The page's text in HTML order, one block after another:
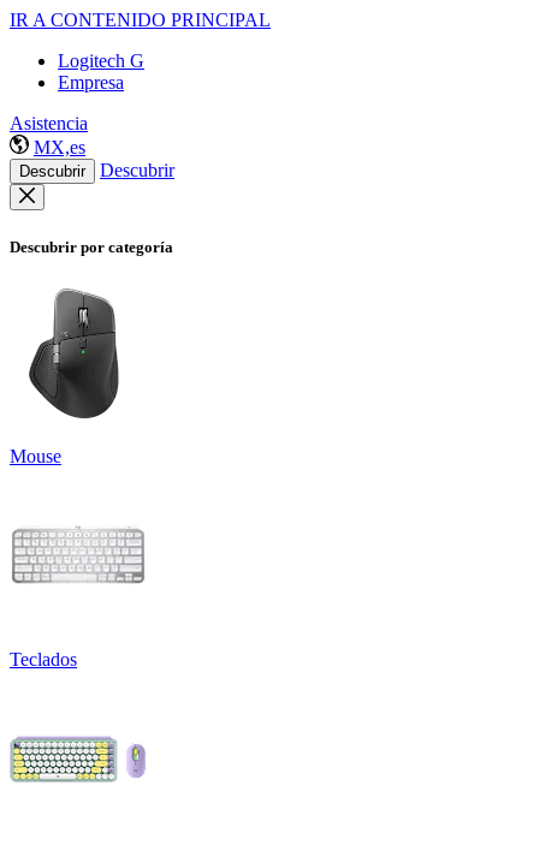
IR A CONTENIDO PRINCIPAL
Logitech G
Empresa
Asistencia
MX,es
Descubrir Descubrir
Descubrir por categoría
Mouse
Teclados